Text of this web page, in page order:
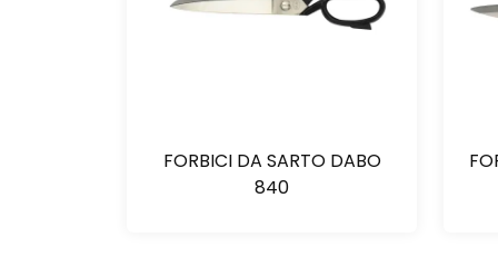
FORBICI DA SARTO DABO
840